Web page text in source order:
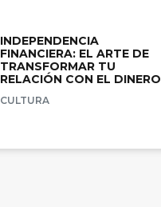
INDEPENDENCIA
FINANCIERA: EL ARTE DE
TRANSFORMAR TU
RELACIÓN CON EL DINERO
CULTURA